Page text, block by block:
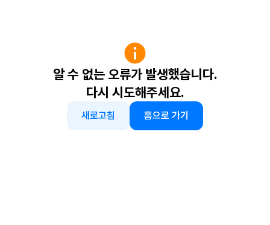
알 수 없는 오류가 발생했습니다.
다시 시도해주세요.
새로고침 홈으로 가기